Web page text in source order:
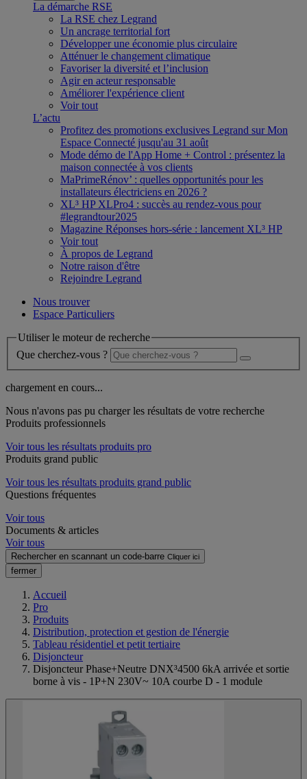
La démarche RSE
La RSE chez Legrand
Un ancrage territorial fort
Développer une économie plus circulaire
Atténuer le changement climatique
Favoriser la diversité et l’inclusion
Agir en acteur responsable
Améliorer l'expérience client
Voir tout
L’actu
Profitez des promotions exclusives Legrand sur Mon
Espace Connecté jusqu'au 31 août
Mode démo de l'App Home + Control : présentez la
maison connectée à vos clients
MaPrimeRénov’ : quelles opportunités pour les
installateurs électriciens en 2026 ?
XL³ HP XLPro4 : succès au rendez-vous pour
#legrandtour2025
Magazine Réponses hors-série : lancement XL³ HP
Voir tout
À propos de Legrand
Notre raison d'être
Rejoindre Legrand
Nous trouver
Espace Particuliers
Utiliser le moteur de recherche
Que cherchez-vous ?
chargement en cours...
Nous n'avons pas pu charger les résultats de votre recherche
Produits professionnels
Voir tous les résultats produits pro
Produits grand public
Voir tous les résultats produits grand public
Questions fréquentes
Voir tous
Documents & articles
Voir tous
Rechercher en scannant un code-barre Cliquer ici
fermer
Accueil
Pro
Produits
Distribution, protection et gestion de l'énergie
Tableau résidentiel et petit tertiaire
Disjoncteur
Disjoncteur Phase+Neutre DNX³4500 6kA arrivée et sortie
borne à vis - 1P+N 230V~ 10A courbe D - 1 module